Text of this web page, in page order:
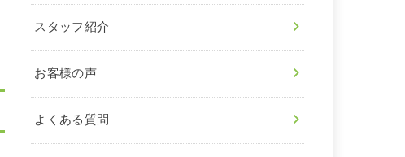
スタッフ紹介
お客様の声
よくある質問